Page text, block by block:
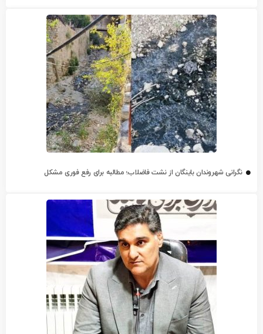
نگرانی شهروندان باینگان از نشت فاضلاب؛ مطالبه برای رفع فوری مشکل